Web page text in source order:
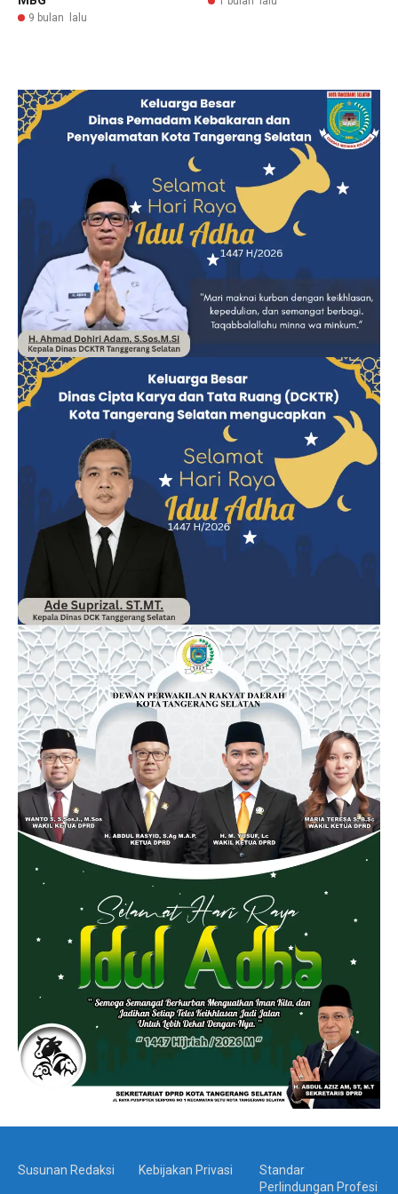
9 bulan lalu
Susunan Redaksi Kebijakan Privasi
Standar
Perlindungan Profesi